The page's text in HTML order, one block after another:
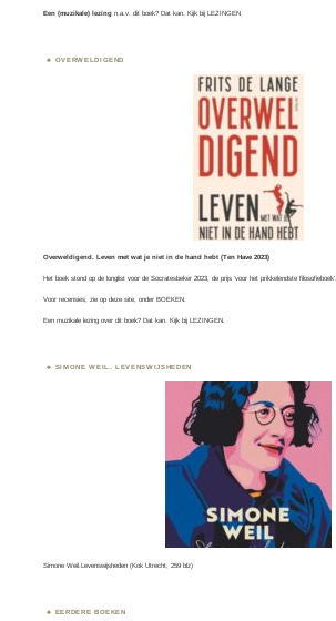
Een (muzikale) lezing n.a.v. dit boek? Dat kan. Kijk bijLEZINGEN
OVERWELDIGEND
Overweldigend. Leven met wat je niet in de hand hebt (Ten Have 2023)
Het boek stond op de longlist voor deSocratesbeker 2023, de prijs ‘voor het prikkelendste filosofieboek’.
Voor recensies, zie op deze site, onderBOEKEN
Een muzikale lezing over dit boek? Dat kan. Kijk bijLEZINGEN.
SIMONE WEIL. LEVENSWIJSHEDEN
Simone Weil.Levenswijsheden (Kok Utrecht, 259 blz)
EERDERE BOEKEN